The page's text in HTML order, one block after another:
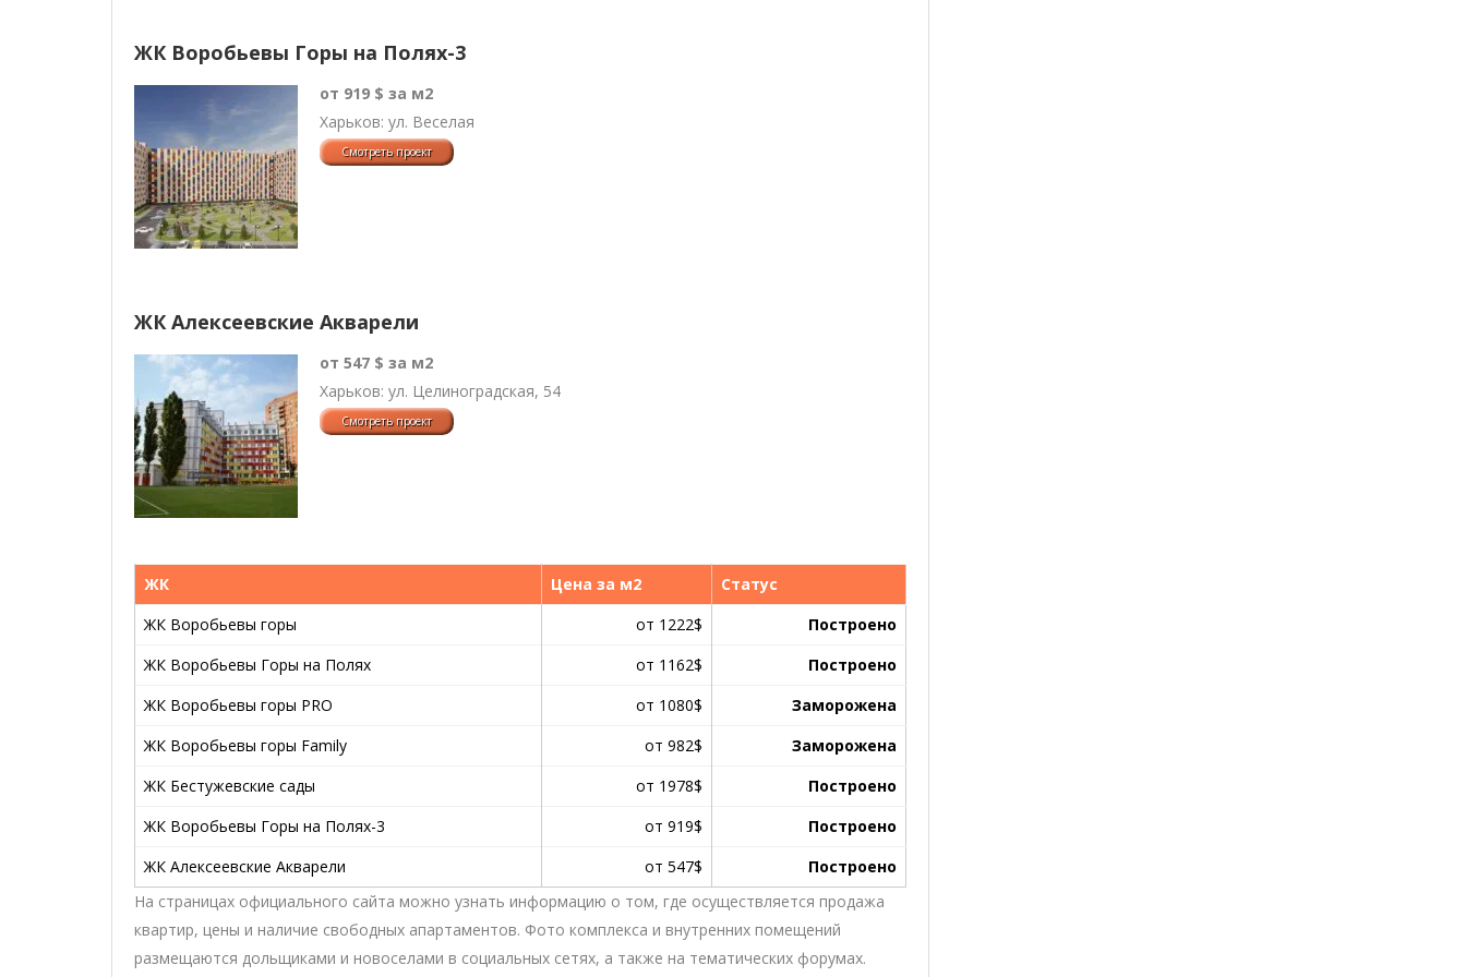
ЖК Воробьевы Горы на Полях-3
от 919 $ за м2
Харьков: ул. Веселая
ЖК Алексеевские Акварели
от 547 $ за м2
Харьков: ул. Целиноградская, 54
ЖК Цена за м2
Статус
ЖК Воробьевы горы
от 1222$
Построено
ЖК Воробьевы Горы на Полях
от 1162$
Построено
ЖК Воробьевы горы PRO
от 1080$
Заморожена
ЖК Воробьевы горы Family
от 982$
Заморожена
ЖК Бестужевские сады
от 1978$
Построено
ЖК Воробьевы Горы на Полях-3
от 919$
Построено
ЖК Алексеевские Акварели
от 547$
Построено
На страницах официального сайта можно узнать информацию о том, где осуществляется продажа
квартир, цены и наличие свободных апартаментов. Фото комплекса и внутренних помещений
размещаются дольщиками и новоселами в социальных сетях, а также на тематических форумах.